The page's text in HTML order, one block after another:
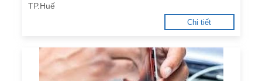
TP.Huế
Chi tiết